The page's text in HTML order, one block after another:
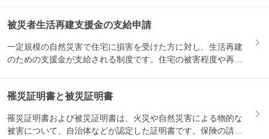
被災者生活再建支援金の支給申請
一定規模の自然災害で住宅に損害を受けた方に対し、生活再建
のための支援金が支給される制度です。住宅の被害程度や再建
罹災証明書と被災証明書
罹災証明書および被災証明書は、火災や自然災害による物的な
被害について、自治体などが認定した証明書です。保険の請求